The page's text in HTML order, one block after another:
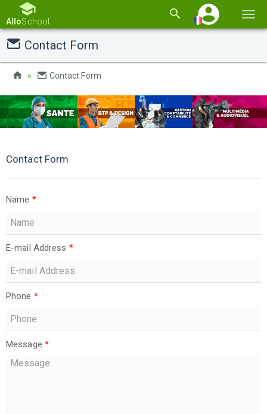
la
AlloSchool
Contact Form
Contact Form
Contact Form
Name *
E-mail Address *
Phone *
Message *